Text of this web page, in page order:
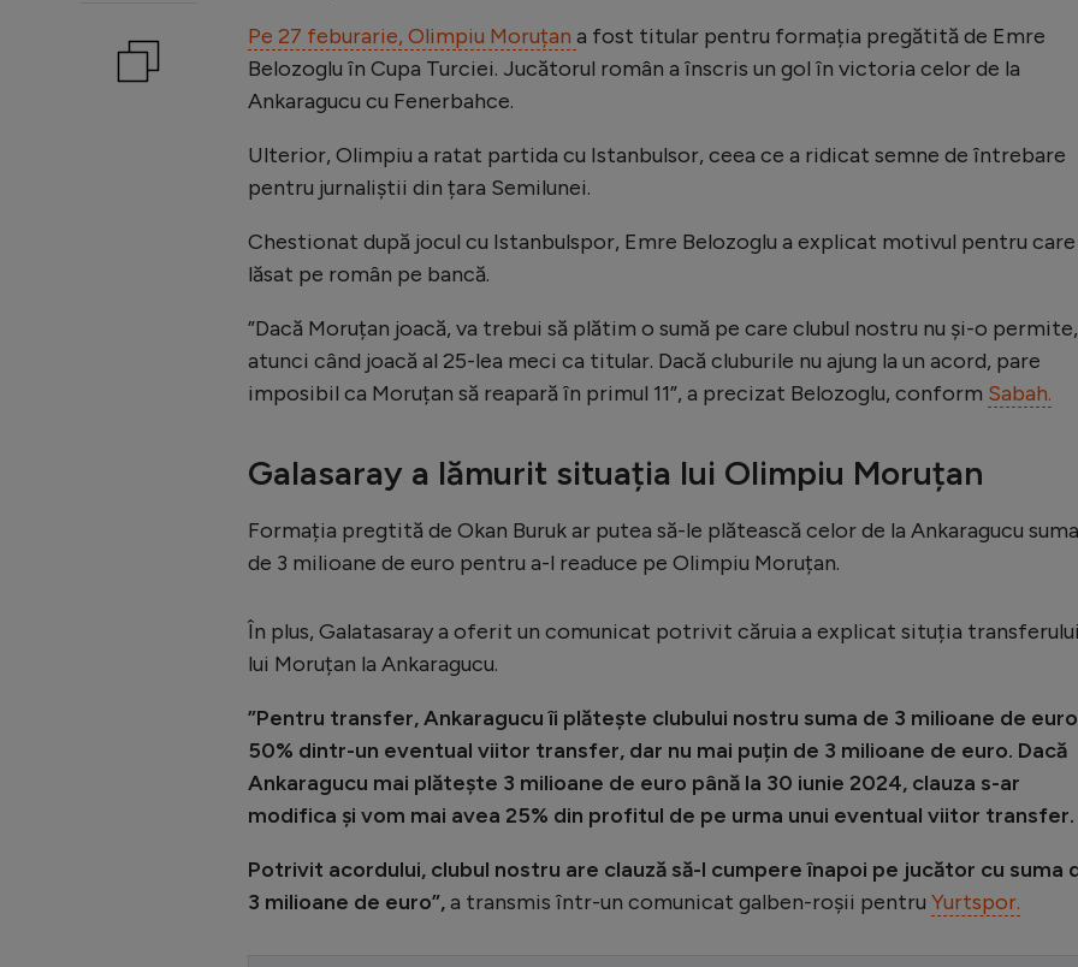
Pe 27 feburarie, Olimpiu Moruțan a fost titular pentru formația pregătită de Emre
Belozoglu în Cupa Turciei. Jucătorul român a înscris un gol în victoria celor de la
Ankaragucu cu Fenerbahce.
Ulterior, Olimpiu a ratat partida cu Istanbulsor, ceea ce a ridicat semne de întrebare
pentru jurnaliștii din țara Semilunei.
Chestionat după jocul cu Istanbulspor, Emre Belozoglu a explicat motivul pentru
lăsat pe român pe bancă.
”Dacă Moruțan joacă, va trebui să plătim o sumă pe care clubul nostru nu și-o permite,
atunci când joacă al 25-lea meci ca titular. Dacă cluburile nu ajung la un acord, pare
imposibil ca Moruțan să reapară în primul 11”, a precizat Belozoglu, conform Sabah.
Galasaray a lămurit situația lui Olimpiu Moruțan
Formația pregtită de Okan Buruk ar putea să-le plătească celor de la Ankaragucu suma
de 3 milioane de euro pentru a-l readuce pe Olimpiu Moruțan.
În plus, Galatasaray a oferit un comunicat potrivit căruia a explicat situția
lui Moruțan la Ankaragucu.
”Pentru transfer, Ankaragucu îi plătește clubului nostru suma de 3 milioane de
50% dintr-un eventual viitor transfer, dar nu mai puțin de 3 milioane de euro. Dacă
Ankaragucu mai plătește 3 milioane de euro până la 30 iunie 2024, clauza s-ar
modifica și vom mai avea 25% din profitul de pe urma unui eventual viitor transfer.
Potrivit acordului, clubul nostru are clauză să-l cumpere înapoi pe jucător cu suma
3 milioane de euro”,a transmis într-un comunicat galben-roșii pentru Yurtspor.